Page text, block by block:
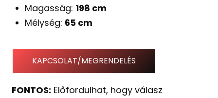
Magasság: 198 cm
Mélység: 65 cm
KAPCSOLAT/MEGRENDELÉS
FONTOS: Előfordulhat, hogy válasz